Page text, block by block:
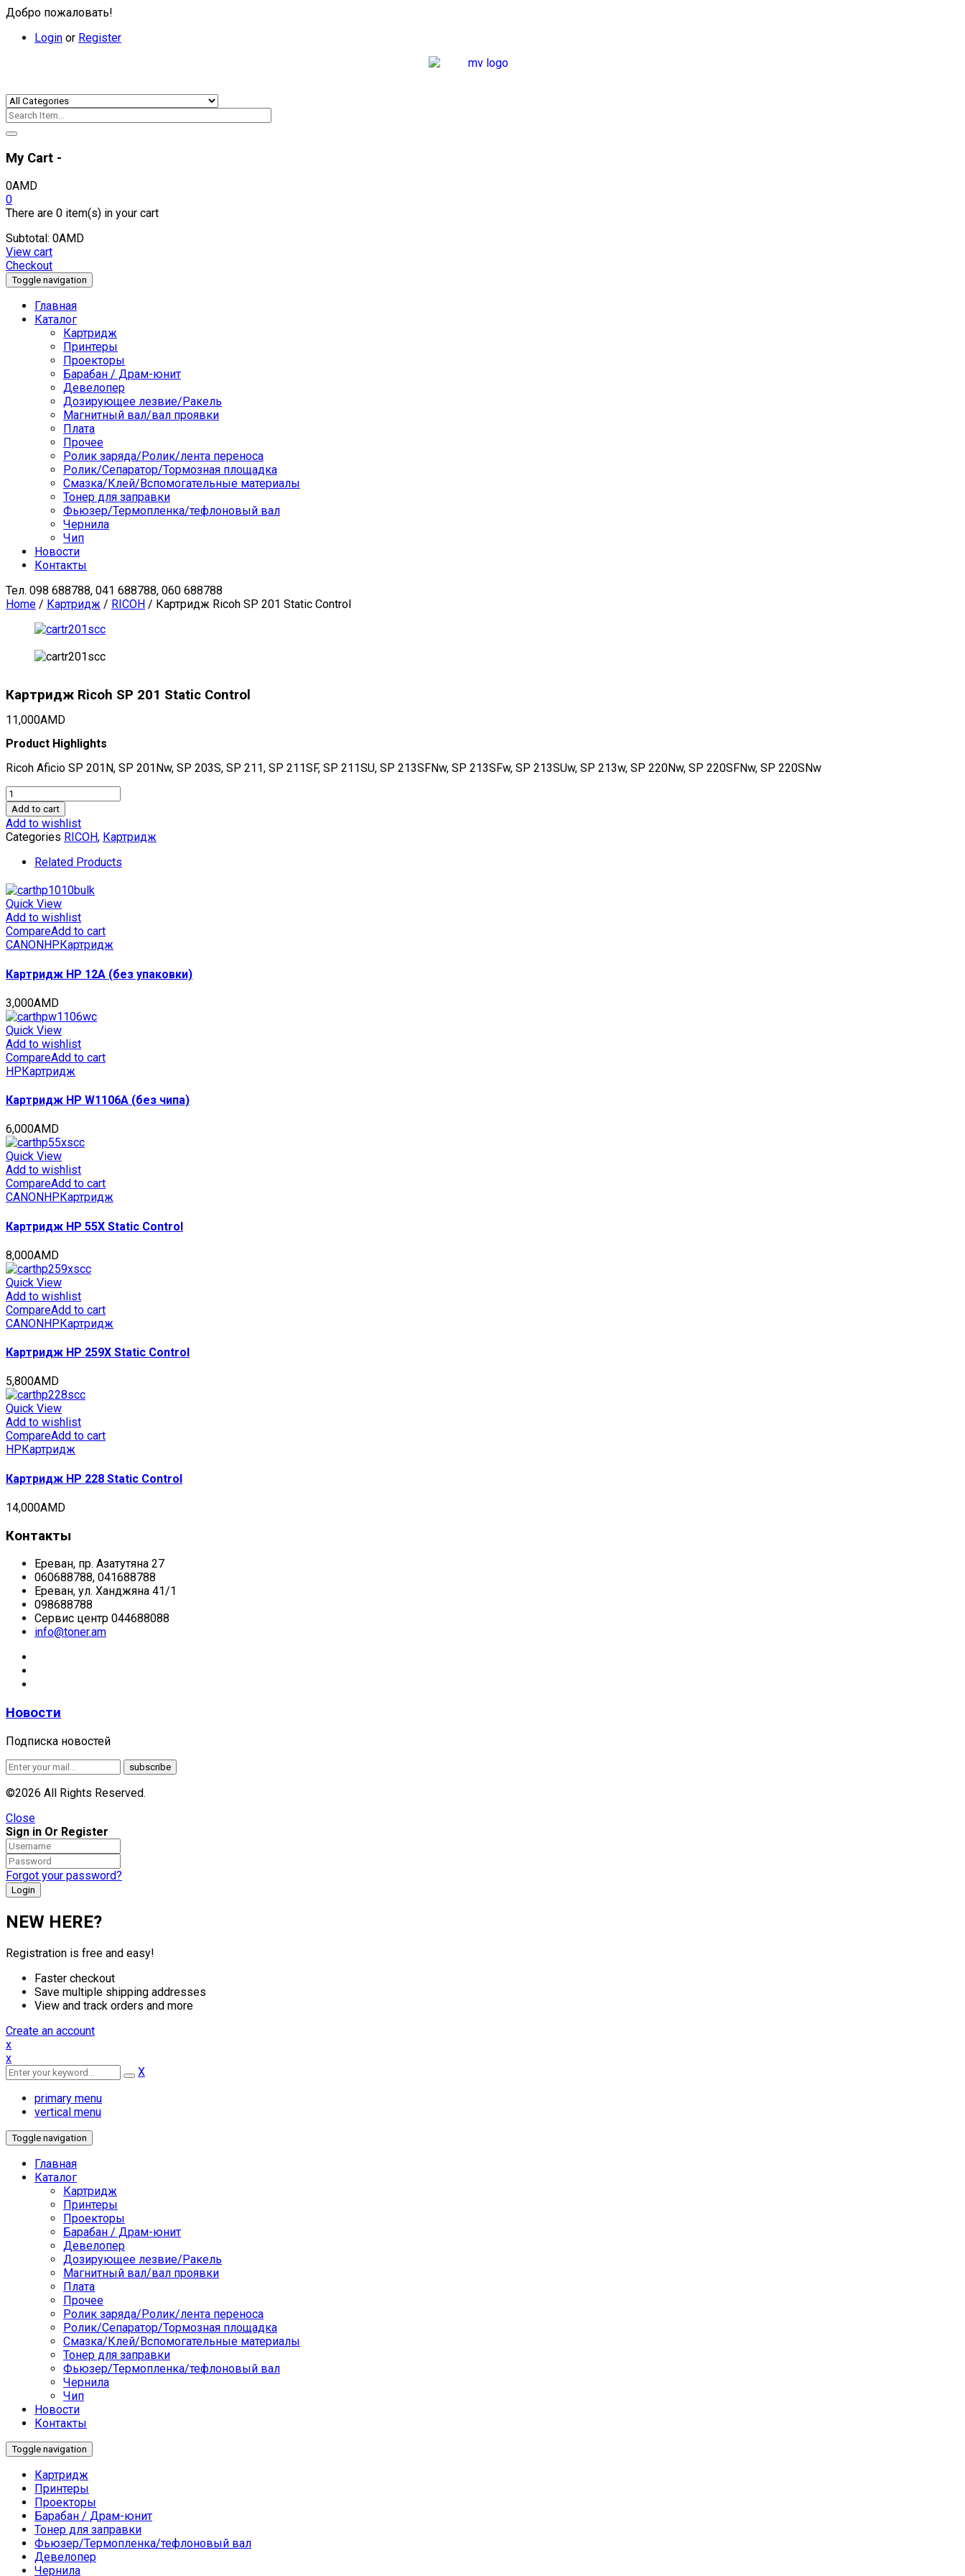
Добро пожаловать!
Login or Register
My Cart -
0AMD
0
There are 0 item(s) in your cart
Subtotal: 0AMD
View cart
Checkout
Toggle navigation
Главная
Каталог
Картридж
Принтеры
Проекторы
Барабан / Драм-юнит
Девелопер
Дозирующее лезвие/Ракель
Магнитный вал/вал проявки
Плата
Прочее
Ролик заряда/Ролик/лента переноса
Ролик/Сепаратор/Тормозная площадка
Смазка/Клей/Вспомогательные материалы
Тонер для заправки
Фьюзер/Термопленка/тефлоновый вал
Чернила
Чип
Новости
Контакты
Тел. 098 688788, 041 688788, 060 688788
Home / Картридж / RICOH / Картридж Ricoh SP 201 Static Control
Картридж Ricoh SP 201 Static Control
11,000AMD
Product Highlights
Ricoh Aficio SP 201N, SP 201Nw, SP 203S, SP 211, SP 211SF, SP 211SU, SP 213SFNw, SP 213SFw, SP 213SUw, SP 213w, SP 220Nw, SP 220SFNw, SP 220SNw
Картридж
Ricoh
SP
201
Static
Control
Add to cart
Add to wishlist
Categories RICOH, Картридж
Related Products
Quick View
Add to wishlist
CompareAdd to cart
CANON HP Картридж
Картридж HP 12A (без упаковки)
3,000AMD
Quick View
Add to wishlist
CompareAdd to cart
HPКартридж
Картридж HP W1106A (без чипа)
6,000AMD
Quick View
Add to wishlist
CompareAdd to cart
CANON HP Картридж
Картридж HP 55X Static Control
8,000AMD
Quick View
Add to wishlist
CompareAdd to cart
CANONHPКартридж
Картридж HP 259X Static Control
5,800AMD
Quick View
Add to wishlist
CompareAdd to cart
HP Картридж
Картридж HP 228 Static Control
14,000AMD
Контакты
Ереван, пр. Азатутяна 27
060688788, 041688788
Ереван, ул. Ханджяна 41/1
098688788
Сервис центр 044688088
info@toner.am
Новости
Подписка новостей
©2026 All Rights Reserved.
Close
Sign in Or Register
Forgot your password?
NEW HERE?
Registration is free and easy!
Faster checkout
Save multiple shipping addresses
View and track orders and more
Create an account
x
x
X
primary menu
vertical menu
Toggle navigation
Главная
Каталог
Картридж
Принтеры
Проекторы
Барабан / Драм-юнит
Девелопер
Дозирующее лезвие/Ракель
Магнитный вал/вал проявки
Плата
Прочее
Ролик заряда/Ролик/лента переноса
Ролик/Сепаратор/Тормозная площадка
Смазка/Клей/Вспомогательные материалы
Тонер для заправки
Фьюзер/Термопленка/тефлоновый вал
Чернила
Чип
Новости
Контакты
Toggle navigation
Картридж
Принтеры
Проекторы
Барабан / Драм-юнит
Тонер для заправки
Фьюзер/Термопленка/тефлоновый вал
Девелопер
Чернила